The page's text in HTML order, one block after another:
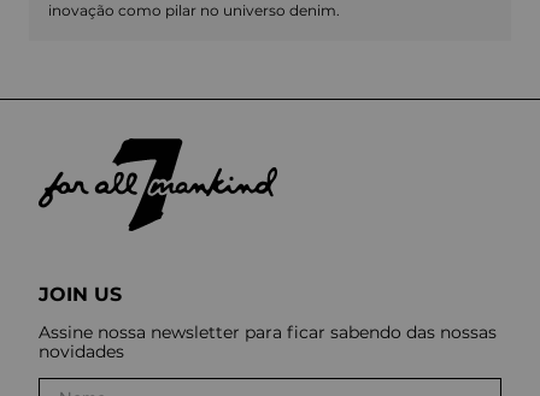
inovação como pilar no universo denim.
JOIN US
Assine nossa newsletter para ficar sabendo das nossas
novidades